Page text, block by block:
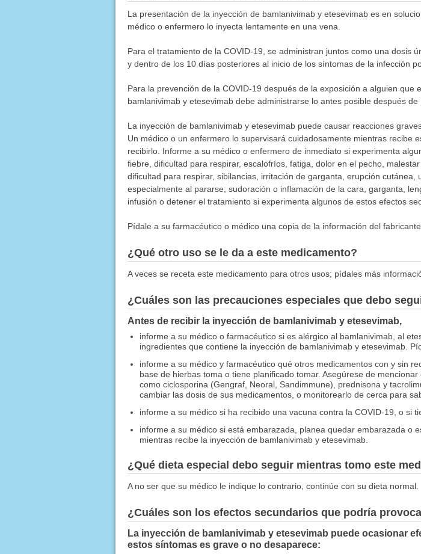
La presentación de la inyección de bamlanivimab y etesevimab es en
médico o enfermero lo inyecta lentamente en una vena.
Para el tratamiento de la COVID-19, se administran juntos como una dosis
y dentro de los 10 días posteriores al inicio de los síntomas de la infección
Para la prevención de la COVID-19 después de la exposición a alguien que
bamlanivimab y etesevimab debe administrarse lo antes posible después de
La inyección de bamlanivimab y etesevimab puede causar reacciones
Un médico o un enfermero lo supervisará cuidadosamente mientras recibe
recibirlo. Informe a su médico o enfermero de inmediato si experimenta
fiebre, dificultad para respirar, escalofríos, fatiga, dolor en el pecho,
dificultad para respirar, sibilancias, irritación de garganta, erupción
especialmente al pararse; sudoración o inflamación de la cara, garganta,
infusión o detener el tratamiento si experimenta algunos de estos efectos
Pídale a su farmacéutico o médico una copia de la información del
¿Qué otro uso se le da a este medicamento?
A veces se receta este medicamento para otros usos; pídales más
¿Cuáles son las precauciones especiales que debo
Antes de recibir la inyección de bamlanivimab y etesevimab,
informe a su médico o farmacéutico si es alérgico al bamlanivimab, al
ingredientes que contiene la inyección de bamlanivimab y etesevimab.
informe a su médico y farmacéutico qué otros medicamentos con y sin
base de hierbas toma o tiene planificado tomar. Asegúrese de
como ciclosporina (Gengraf, Neoral, Sandimmune), prednisona y
cambiar las dosis de sus medicamentos, o monitorearlo de cerca para
informe a su médico si ha recibido una vacuna contra la COVID-19, o si
informe a su médico si está embarazada, planea quedar embarazada o
mientras recibe la inyección de bamlanivimab y etesevimab.
¿Qué dieta especial debo seguir mientras tomo este
A no ser que su médico le indique lo contrario, continúe con su dieta normal.
¿Cuáles son los efectos secundarios que podría
La inyección de bamlanivimab y etesevimab puede ocasionar
estos síntomas es grave o no desaparece: